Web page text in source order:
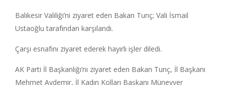
Balıkesir Valiliği’ni ziyaret eden Bakan Tunç; Vali İsmail
Ustaoğlu tarafından karşılandı.
Çarşı esnafını ziyaret ederek hayırlı işler diledi.
AK Parti İl Başkanlığı’nı ziyaret eden Bakan Tunç, İl Başkanı
Mehmet Aydemir, İl Kadın Kolları Başkanı Münevver